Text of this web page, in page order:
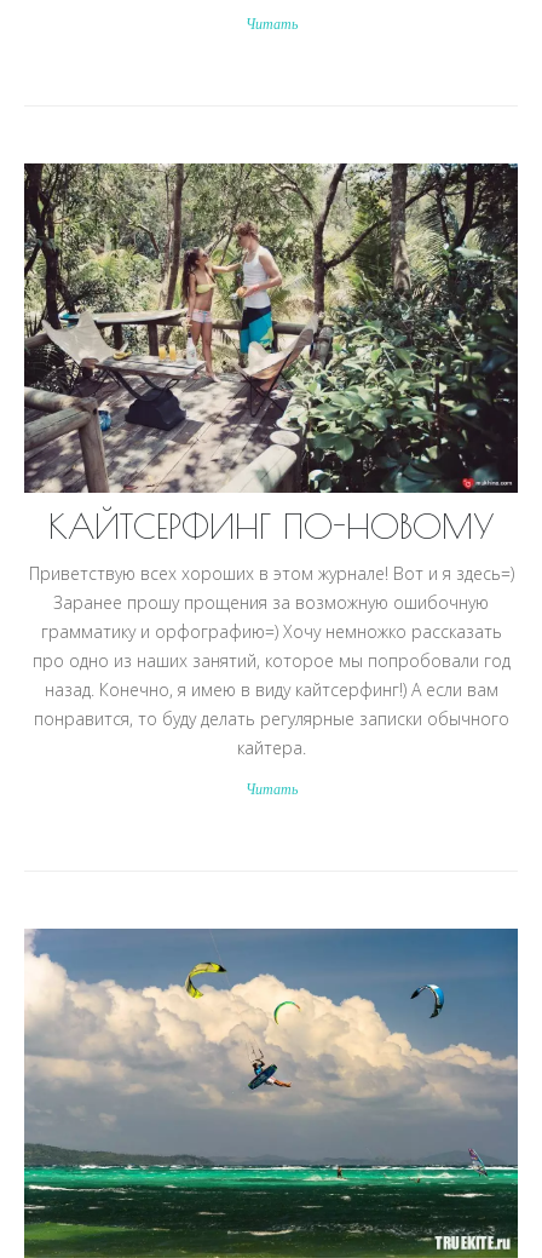
Читать
КАЙТСЕРФИНГ ПО-НОВОМУ
Приветствую всех хороших в этом журнале! Вот и я здесь=)
Заранее прошу прощения за возможную ошибочную
грамматику и орфографию=) Хочу немножко рассказать
про одно из наших занятий, которое мы попробовали год
назад. Конечно, я имею в виду кайтсерфинг!) А если вам
понравится, то буду делать регулярные записки обычного
кайтера.
Читать